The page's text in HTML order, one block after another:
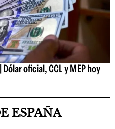
oficial, CCL y MEP hoy
ESPAÑA